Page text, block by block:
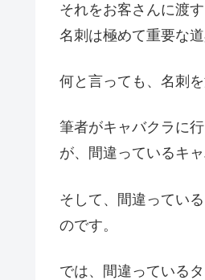
それをお客さんに渡
名刺は極めて重要な
何と言っても、名刺
筆者がキャバクラに
が、間違っているキ
そして、間違ってい
のです。
では、間違っている